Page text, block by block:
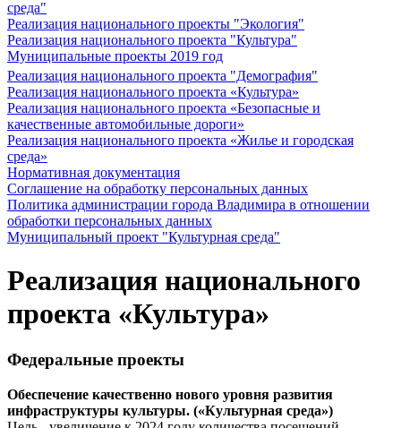
среда"
Реализация национального проекты "Экология"
Реализация национального проекта "Культура"
Муниципальные проекты 2019 год
Реализация национального проекта "Демография"
Реализация национального проекта «Культура»
Реализация национального проекта «Безопасные и
качественные автомобильные дороги»
Реализация национального проекта «Жилье и городская
среда»
Нормативная документация
Соглашение на обработку персональных данных
Политика администрации города Владимира в отношении
обработки персональных данных
Муниципальный проект "Культурная среда"
Реализация национального
проекта «Культура»
Федеральные проекты
Обеспечение качественно нового уровня развития
инфраструктуры культуры. («Культурная среда»)